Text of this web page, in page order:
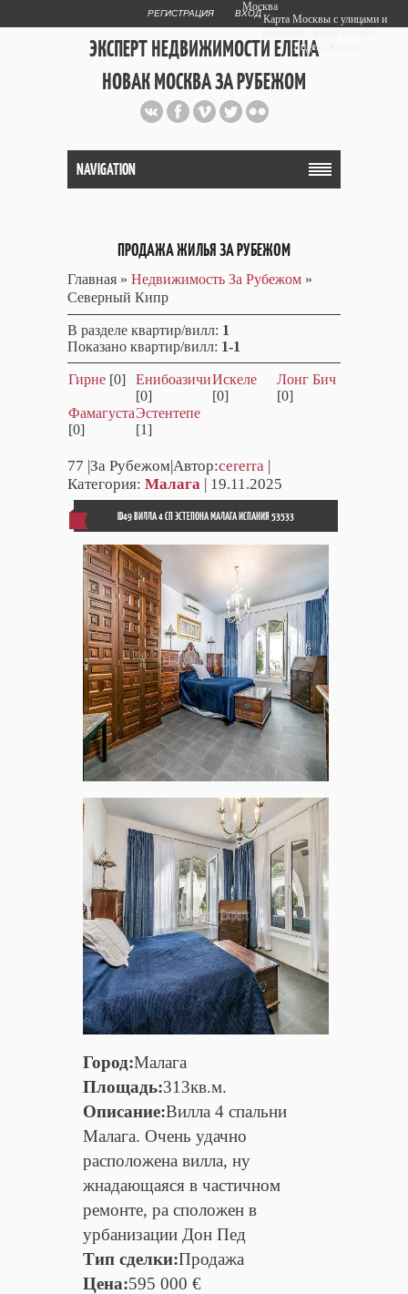
РЕГИСТРАЦИЯ ВХОД
ЭКСПЕРТ НЕДВИЖИМОСТИ ЕЛЕНА
НОВАК МОСКВА ЗА РУБЕЖОМ
Публичный сайт эксперта автора
web дизайнера+7 903 708 1884
NAVIGATION
ПРОДАЖА ЖИЛЬЯ ЗА РУБЕЖОМ
Главная » Недвижимость За Рубежом »
Северный Кипр
В разделе квартир/вилл: 1
Показано квартир/вилл: 1-1
Гирне [0]
Енибоазичи
[0]
Искеле
[0]
Лонг Бич
[0]
Фамагуста
[0]
Эстентепе
[1]
77 |За Рубежом|Автор:cererra |
Категория: Малага | 19.11.2025
ID49 ВИЛЛА 4 СП ЭСТЕПОНА МАЛАГА ИСПАНИЯ 53533
Город:Малага
Площадь:313кв.м.
Описание:Вилла 4 спальни
Малага. Очень удачно
расположена вилла, ну
жнадающаяся в частичном
ремонте, ра сположен в
урбанизации Дон Пед
Тип сделки:Продажа
Цена:595 000 €
Москва
Карта Москвы с улицами и
Яндекс.Карты